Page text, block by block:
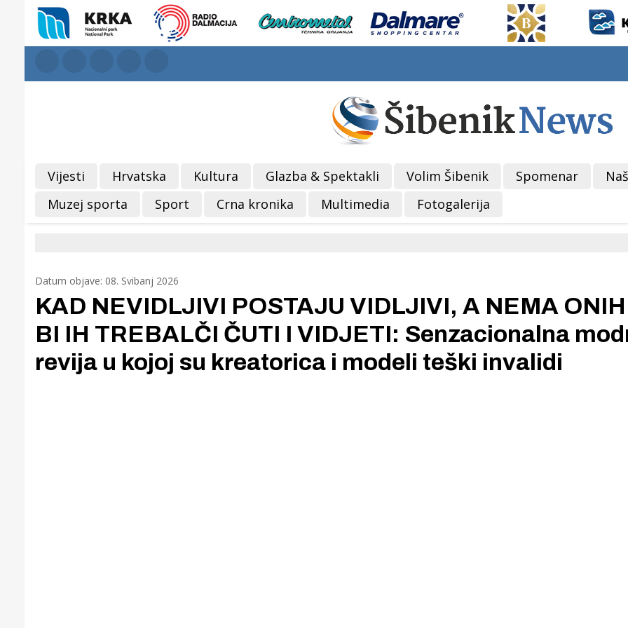
Vijesti Hrvatska Kultura Glazba & Spektakli Volim Šibenik Spomenar
Muzej sporta
Sport Crna kronika Multimedia Fotogalerija
Datum objave: 08. Svibanj 2026
KAD NEVIDLJIVI POSTAJU VIDLJIVI, A NEMA
BI IH TREBALČI ČUTI I VIDJETI: Senzacionalna
revija u kojoj su kreatorica i modeli teški invalidi